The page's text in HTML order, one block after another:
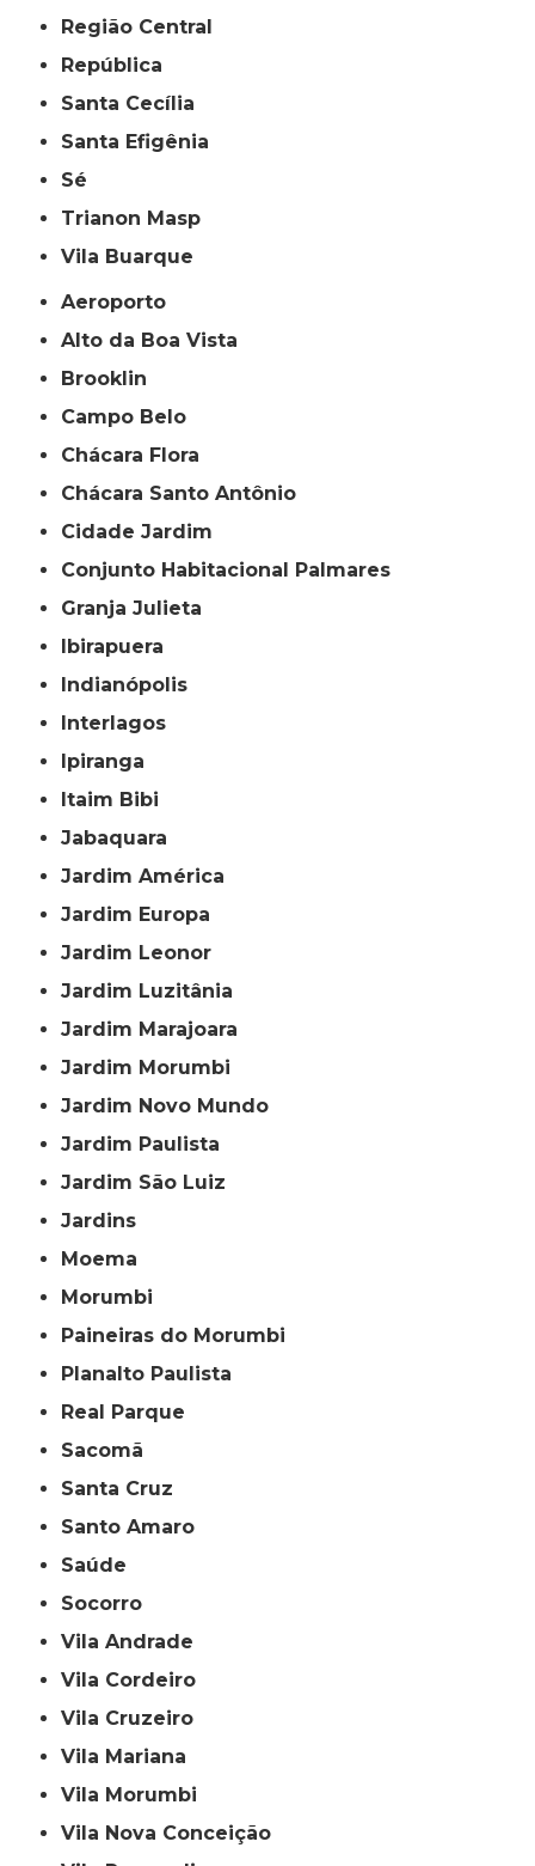
Região Central
República
Santa Cecília
Santa Efigênia
Sé
Trianon Masp
Vila Buarque
Aeroporto
Alto da Boa Vista
Brooklin
Campo Belo
Chácara Flora
Chácara Santo Antônio
Cidade Jardim
Conjunto Habitacional Palmares
Granja Julieta
Ibirapuera
Indianópolis
Interlagos
Ipiranga
Itaim Bibi
Jabaquara
Jardim América
Jardim Europa
Jardim Leonor
Jardim Luzitânia
Jardim Marajoara
Jardim Morumbi
Jardim Novo Mundo
Jardim Paulista
Jardim São Luiz
Jardins
Moema
Morumbi
Paineiras do Morumbi
Planalto Paulista
Real Parque
Sacomã
Santa Cruz
Santo Amaro
Saúde
Socorro
Vila Andrade
Vila Cordeiro
Vila Cruzeiro
Vila Mariana
Vila Morumbi
Vila Nova Conceição